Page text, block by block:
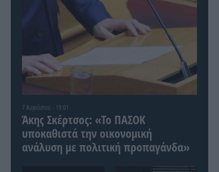
7 Αυγούστου - 19:01
Άκης Σκέρτσος: «Το ΠΑΣΟΚ
υποκαθιστά την οικονομική
ανάλυση με πολιτική προπαγάνδα»